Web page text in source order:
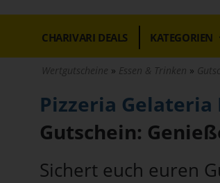
CHARIVARI DEALS KATEGORIEN
Wertgutscheine Essen & Trinken
Pizzeria Gelateria
Gutschein:
Sichert euch euren